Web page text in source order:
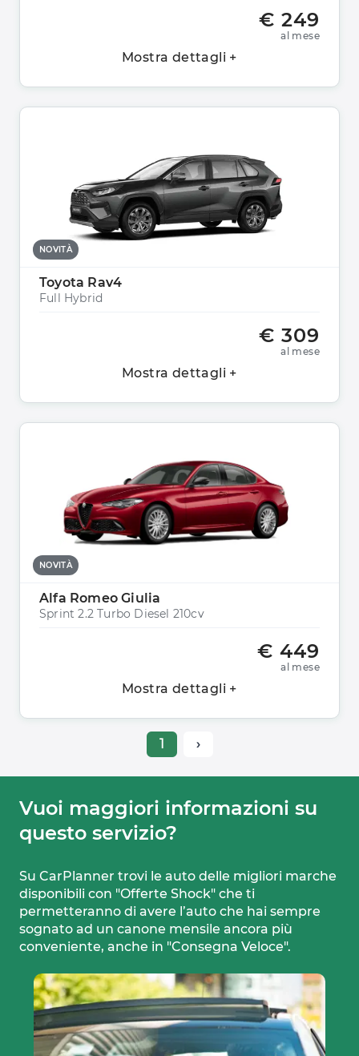
€ 249
al mese
Mostra dettagli +
NOVITÀ
Toyota Rav4
Full Hybrid
€ 309
al mese
Mostra dettagli +
NOVITÀ
Alfa Romeo Giulia
Sprint 2.2 Turbo Diesel 210cv
€ 449
al mese
Mostra dettagli +
1 ›
Vuoi maggiori informazioni su
questo servizio?
Su CarPlanner trovi le auto delle migliori marche
disponibili con "Offerte Shock" che ti
permetteranno di avere l’auto che hai sempre
sognato ad un canone mensile ancora più
conveniente, anche in "Consegna Veloce".